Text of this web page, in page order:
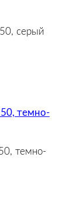
серый
темно-